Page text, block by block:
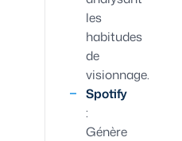
les
habitudes
de
visionnage.
Spotify
:
Génère